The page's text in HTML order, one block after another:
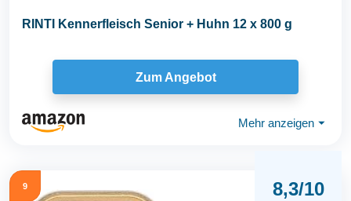
RINTI Kennerfleisch Senior + Huhn 12 x 800 g
Zum Angebot
Mehr anzeigen ⏷
9 8,3/10